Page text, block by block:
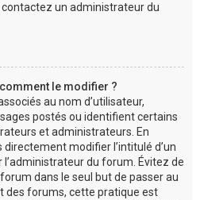
contactez un administrateur du
le modifier ?
au nom d’utilisateur,
postés ou identifient certains
et administrateurs. En
modifier l’intitulé d’un
du forum. Évitez de
dans le seul but de passer au
des forums, cette pratique est